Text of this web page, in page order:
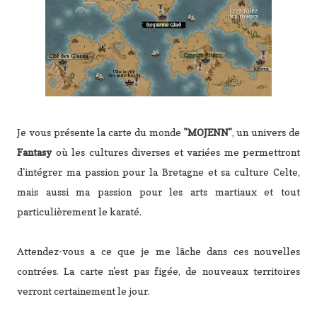
Je vous présente la carte du monde "MOJENN", un univers de
Fantasyoù les cultures diverses et variées me permettront
d'intégrer ma passion pour la Bretagne et sa culture Celte,
mais aussi ma passion pour les arts martiaux et tout
particulièrement le karaté.
Attendez-vous a ce que je me lâche dans ces nouvelles
contrées. La carte n'est pas figée, de nouveaux territoires
verront certainement le jour.